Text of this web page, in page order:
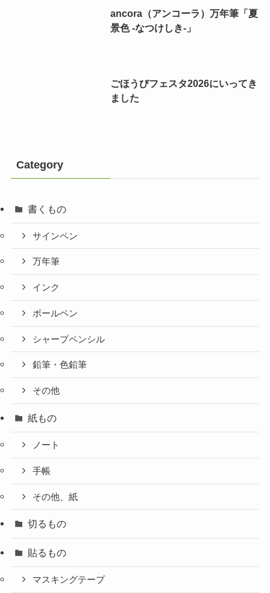
ancora（アンコーラ）万年筆「夏
景色 -なつけしき-」
ごほうびフェスタ2026にいってき
ました
Category
書くもの
サインペン
万年筆
インク
ボールペン
シャープペンシル
鉛筆・色鉛筆
その他
紙もの
ノート
手帳
その他、紙
切るもの
貼るもの
マスキングテープ